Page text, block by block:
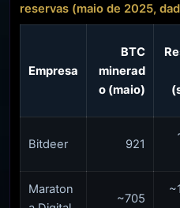
reservas (maio de 2025,
Empresa
BTC
minerad
o (maio)
Bitdeer 921
Maraton
~705